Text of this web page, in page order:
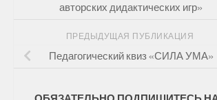
авторских дидактических игр»
ПРЕДЫДУЩАЯ ПУБЛИКАЦИЯ
Педагогический квиз «СИЛА УМА»